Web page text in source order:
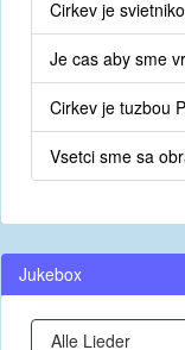
Cirkev je
Je cas aby sme
Cirkev je tuzbou
Vsetci sme sa
Jukebox